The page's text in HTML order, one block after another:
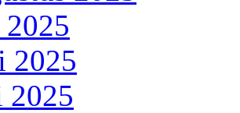
2025
2025